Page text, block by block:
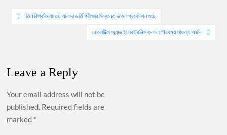
Postতিন বিশ্ববিদ্যালয়ে আলাদা ভর্তি পরীক্ষার সিদ্ধান্ত ভাঙল প্রকৌশল গুচ্ছ
রোবোটিক্স অ্যান্ড ইলেকট্রনিক্স ক্লাব গৌরবময় সাফল্য অর্জন
Leave a Reply
Your email address will not be
published. Required fields are
marked *